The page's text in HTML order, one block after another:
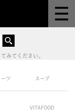
みてください。
ーツ スープ
VITAFOOD